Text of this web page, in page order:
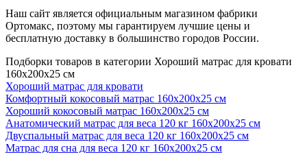
Наш сайт является официальным магазином фабрики
Ортомакс, поэтому мы гарантируем лучшие цены и
бесплатную доставку в большинство городов России.
Подборки товаров в категории Хороший матрас для кровати
160х200х25 см
Хороший матрас для кровати
Комфортный кокосовый матрас 160х200х25 см
Хороший кокосовый матрас 160х200х25 см
Анатомический матрас для веса 120 кг 160х200х25 см
Двуспальный матрас для веса 120 кг 160х200х25 см
Матрас для сна для веса 120 кг 160х200х25 см